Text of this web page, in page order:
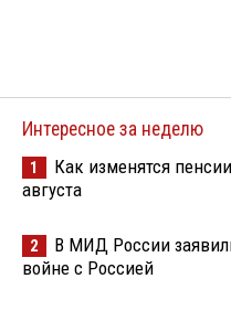
Интересное за неделю
1
Как изменятся
августа
2
В МИД России
войне с Россией